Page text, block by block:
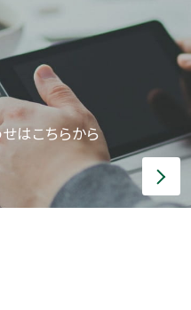
はこちらから